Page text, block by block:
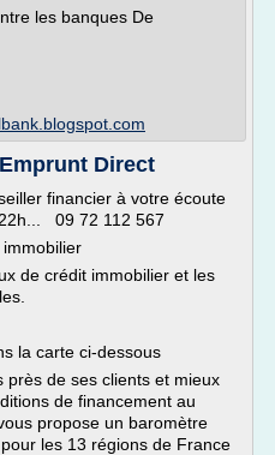
les banques De
Direct
financier à votre écoute
09 72 112 567
de crédit immobilier et les
la carte ci-dessous
près de ses clients et mieux
de financement au
propose un baromètre
les 13 régions de France